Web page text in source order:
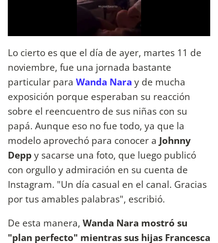
Lo cierto es que el día de ayer, martes 11 de
noviembre, fue una jornada bastante
particular para Wanda Nara y de mucha
exposición porque esperaban su reacción
sobre el reencuentro de sus niñas con su
papá. Aunque eso no fue todo, ya que la
modelo aprovechó para conocer a Johnny
Deppy sacarse una foto, que luego publicó
con orgullo y admiración en su cuenta de
Instagram. "Un día casual en el canal. Gracias
por tus amables palabras", escribió.
De esta manera, Wanda Nara mostró su
"plan perfecto" mientras sus hijas Francesca